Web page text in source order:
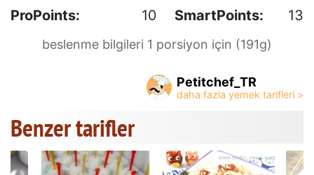
ProPoints:
10 SmartPoints: 13
beslenme bilgileri 1 porsiyon için (191g)
Petitchef_TR
Benzer tarifler